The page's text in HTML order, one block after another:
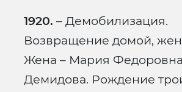
1920. – Демобилизация.
Возвращение домой,
Жена – Мария Федоровна
Демидова. Рождение